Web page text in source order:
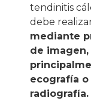
tendinitis
debe
mediante
de imagen,
ecografía o
radiografía.